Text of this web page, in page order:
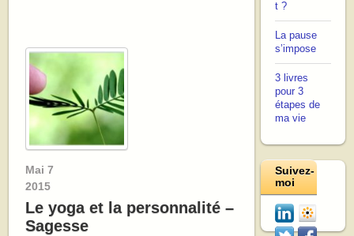
Mai 7
2015
Le yoga et la personnalité –
Sagesse
t ?
La pause
s’impose
3 livres
pour 3
étapes de
ma vie
Suivez-
moi